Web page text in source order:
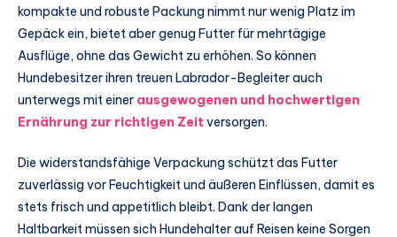
kompakte und robuste Packung nimmt nur wenig Platz im
Gepäck ein, bietet aber genug Futter für mehrtägige
Ausflüge, ohne das Gewicht zu erhöhen. So können
Hundebesitzer ihren treuen Labrador-Begleiter auch
unterwegs mit einer ausgewogenen und hochwertigen
Ernährung zur richtigen Zeit versorgen.
Die widerstandsfähige Verpackung schützt das Futter
zuverlässig vor Feuchtigkeit und äußeren Einflüssen, damit es
stets frisch und appetitlich bleibt. Dank der langen
Haltbarkeit müssen sich Hundehalter auf Reisen keine Sorgen